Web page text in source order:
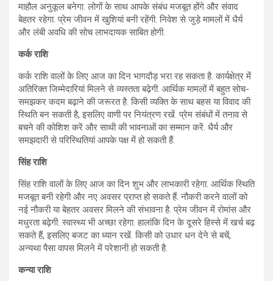
माहौल अनुकूल बनेगा. लोगों के साथ आपके संबंध मजबूत होंगे और संवाद
बेहतर रहेगा. प्रेम जीवन में खुशियां बनी रहेंगी. निवेश से जुड़े मामलों में धैर्य
और लंबी अवधि की सोच लाभदायक साबित होगी.
कर्क राशि
कर्क राशि वालों के लिए आज का दिन भागदौड़ भरा रह सकता है. कार्यक्षेत्र में
अतिरिक्त जिम्मेदारियां मिलने से व्यस्तता बढ़ेगी. आर्थिक मामलों में बहुत सोच-
समझकर कदम बढ़ाने की जरूरत है. किसी व्यक्ति के साथ बहस या विवाद की
स्थिति बन सकती है, इसलिए वाणी पर नियंत्रण रखें. प्रेम संबंधों में तनाव से
बचने की कोशिश करें और साथी की भावनाओं का सम्मान करें. धैर्य और
समझदारी से परिस्थितियां आपके पक्ष में हो सकती हैं.
सिंह राशि
सिंह राशि वालों के लिए आज का दिन शुभ और लाभकारी रहेगा. आर्थिक स्थिति
मजबूत बनी रहेगी और नए अवसर प्राप्त हो सकते हैं. नौकरी करने वालों को
नई नौकरी या बेहतर अवसर मिलने की संभावना है. प्रेम जीवन में रोमांस और
मधुरता बढ़ेगी. स्वास्थ्य भी अच्छा रहेगा. हालांकि दिन के दूसरे हिस्से में खर्च बढ़
सकते हैं, इसलिए बजट का ध्यान रखें. किसी को उधार धन देने से बचें,
अन्यथा पैसा वापस मिलने में परेशानी हो सकती है.
कन्या राशि